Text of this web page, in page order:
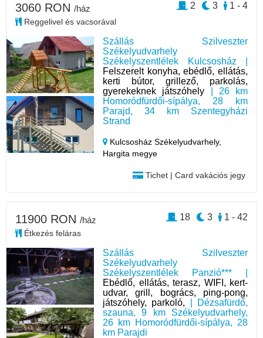
Szállás Szilveszter
Székelyudvarhely
Székelyszentlélek Kulcsosház |
Felszerelt konyha, ebédlő, ellátás,
kerti bútor, grillező, parkolás,
gyerekeknek játszóhely | 26 km
Homoródfürdői-sípálya, 28 km
Parajd, 34 km Szentegyházi
Strand
Kulcsosház Székelyudvarhely,
Hargita megye
Tichet | Card vakációs jegy
3060 RON /ház
Reggelivel és vacsorával
1 - 4
3
2
Szállás Szilveszter
Székelyudvarhely
Székelyszentlélek Panzió*** |
Ebédlő, ellátás, terasz, WIFI, kert-
udvar, grill, bogrács, ping-pong,
játszóhely, parkoló, | Dézsafürdő,
szauna, 9 km Székelyudvarhely,
26 km Homoródfürdői-sípálya, 28
km Parajdi
11900 RON /ház
Étkezés feláras
1 - 42
3
18